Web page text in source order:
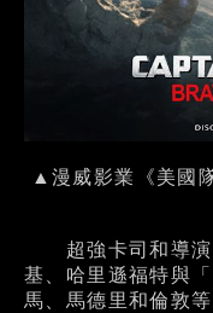
▲漫威影業《美國
超強卡司和導演
基、哈里遜福特與
馬、馬德里和倫敦